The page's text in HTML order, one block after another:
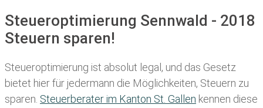
Steueroptimierung Sennwald - 2018
Steuern sparen!
Steueroptimierung ist absolut legal, und das Gesetz
bietet hier für jedermann die Möglichkeiten, Steuern zu
sparen. Steuerberater im K anton St. Gallen kennen diese